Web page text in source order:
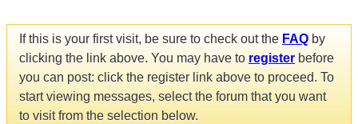
If this is your first visit, be sure to check out the FAQ by
clicking the link above. You may have to register before
you can post: click the register link above to proceed. To
start viewing messages, select the forum that you want
to visit from the selection below.